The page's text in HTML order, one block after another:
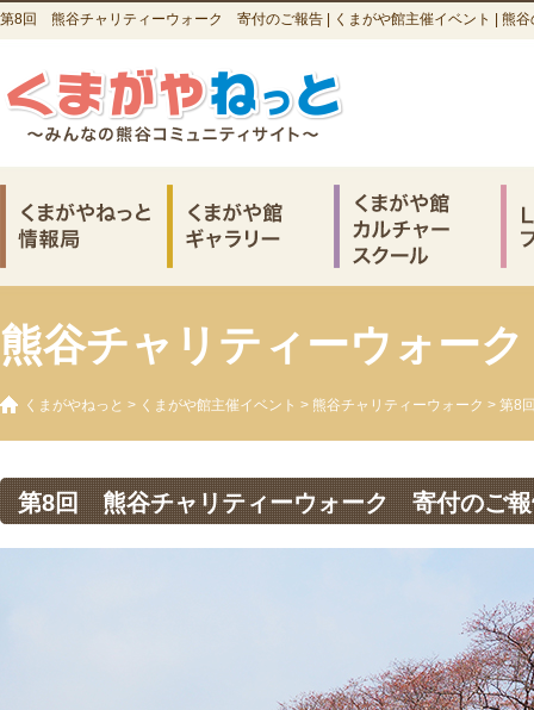
第8回 熊谷チャリティーウォーク 寄付のご報告 | くまがや館主催イベント | 熊谷
熊谷チャリティーウォーク
くまがやねっと > くまがや館主催イベント > 熊谷チャリティーウォーク > 第8
第8回 熊谷チャリティーウォーク 寄付のご